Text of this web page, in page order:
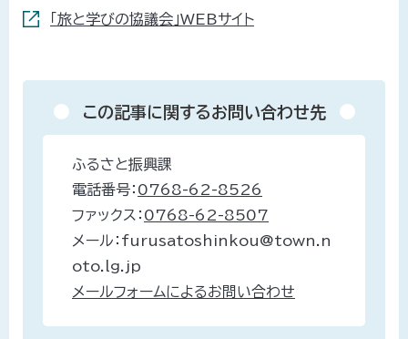
「旅と学びの協議会」WEBサイト
この記事に関するお問い合わせ先
ふるさと振興課
電話番号： 0768-62-8526
ファックス： 0768-62-8507
メール：furusatoshinkou@town.n
oto.lg.jp
メールフォームによるお問い合わせ